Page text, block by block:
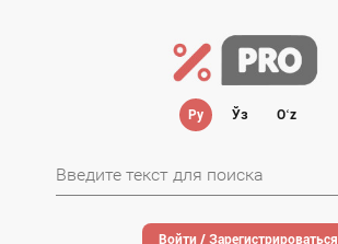
Ру Ўз Oʻz
Войти / Зарегистрироваться